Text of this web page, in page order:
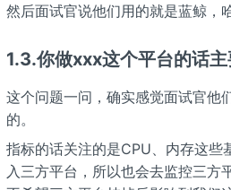
然后面试官说他们用的就是蓝鲸，
1.3.你做xxx这个平台的话
这个问题一问，确实感觉面试官他
的。
指标的话关注的是CPU、内存这些
入三方平台，所以也会去监控三方